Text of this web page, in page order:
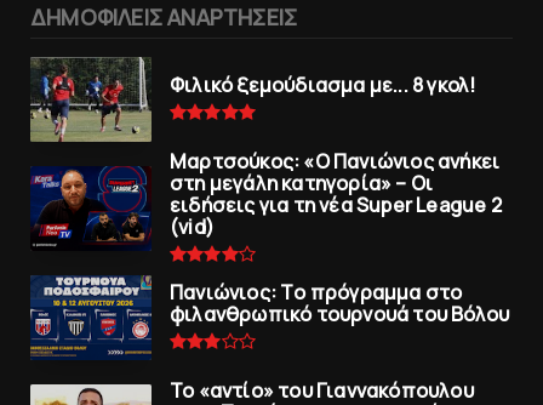
ΔΗΜΟΦΙΛΕΙΣ ΑΝΑΡΤΗΣΕΙΣ
Φιλικό ξεμούδιασμα με... 8 γκολ!
Μαρτσούκος: «Ο Πανιώνιος ανήκει
στη μεγάλη κατηγορία» – Οι
ειδήσεις για τη νέα Super League 2
(vid)
Πανιώνιoς: Tο πρόγραμμα στο
φιλανθρωπικό τουρνουά του Bόλου
To «αντίο» του Γιαννακόπουλου